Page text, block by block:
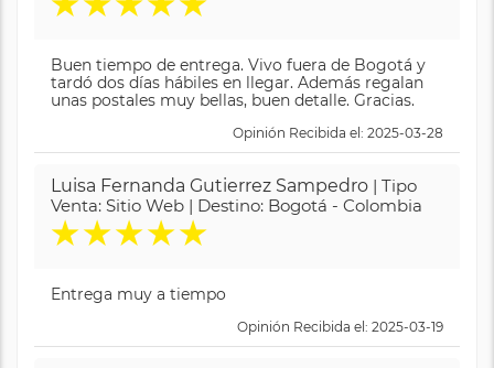
Buen tiempo de entrega. Vivo fuera de Bogotá y
tardó dos días hábiles en llegar. Además regalan
unas postales muy bellas, buen detalle. Gracias.
Opinión Recibida el: 2025-03-28
Luisa Fernanda Gutierrez Sampedro | Tipo
Venta: Sitio Web | Destino: Bogotá - Colombia
★★★★★
Entrega muy a tiempo
Opinión Recibida el: 2025-03-19